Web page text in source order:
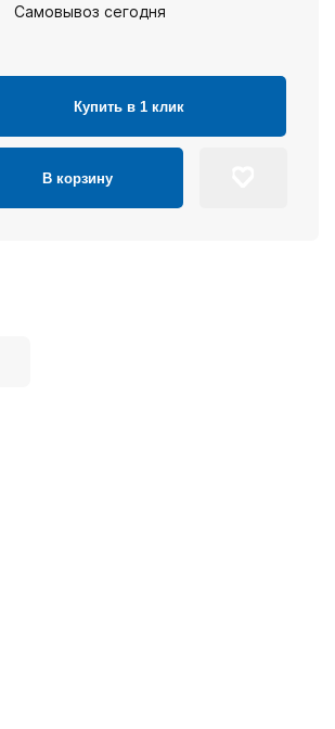
Самовывоз сегодня
Купить в 1 клик
В корзину